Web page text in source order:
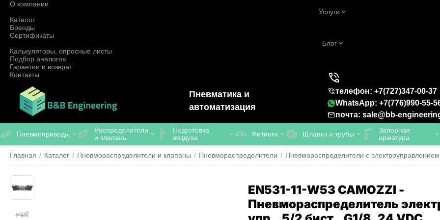
О компании
Услуги
Каталог
Бренды
Сертификаты
Блог
Калькуляторы, опросные листы
Подбор аналогов
Гарантии и возврат
Контакты
Пневматика и
автоматизация
телефон: +7(727)347-00-37
WhatsApp: +7(776)990-55-
почта: sale@bb-
Пневмоприводы
Распределители
и клапаны
Подготовка
воздуха
Фитинги Шланги и трубы
Запорная
арматура
Главная / Каталог / Пневмораспределители и клапаны / Пневмораспределители / Пневмораспределители с электроуправлением
EN531-11-W53 CAMOZZI -
Пневмораспределитель